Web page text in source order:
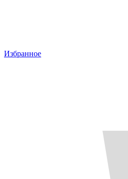
Избранное